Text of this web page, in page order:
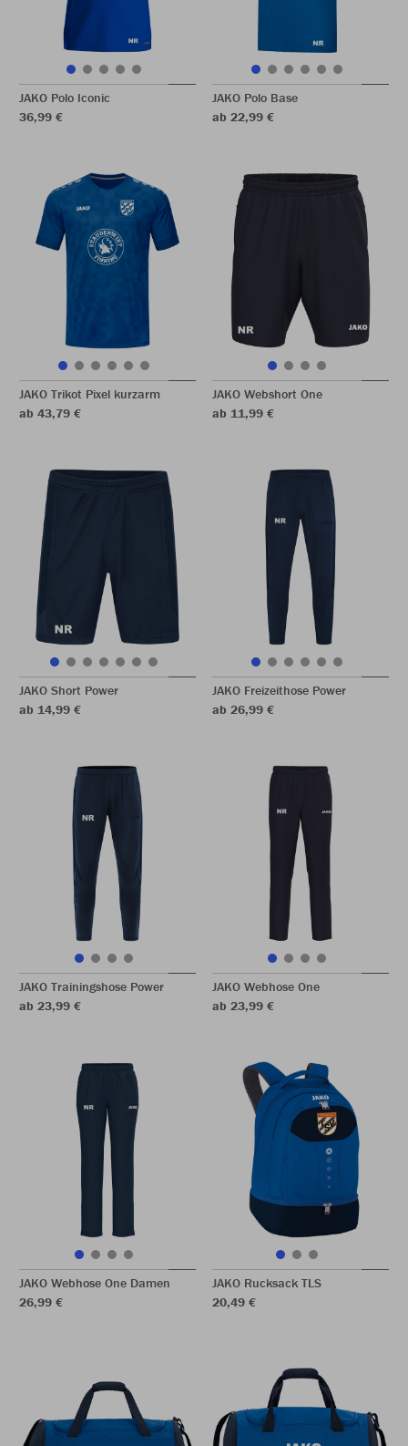
JAKO Polo Iconic
36,99 €
JAKO Polo Base
ab 22,99 €
JAKO Trikot Pixel kurzarm
ab 43,79 €
JAKO Webshort One
ab 11,99 €
JAKO Short Power
ab 14,99 €
JAKO Freizeithose Power
ab 26,99 €
JAKO Trainingshose Power
ab 23,99 €
JAKO Webhose One
ab 23,99 €
JAKO Webhose One Damen
26,99 €
JAKO Rucksack TLS
20,49 €